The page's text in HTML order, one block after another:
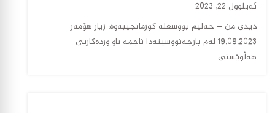
ئەیلوول 22, 2023
دیدی من – حەلیم یووسفلە کورمانجییەوە: ژیار هۆمەر
19.09.2023 لەم پارچەنووسینەدا ناچمە ناو وردەکاریی
هەڵوێستی …